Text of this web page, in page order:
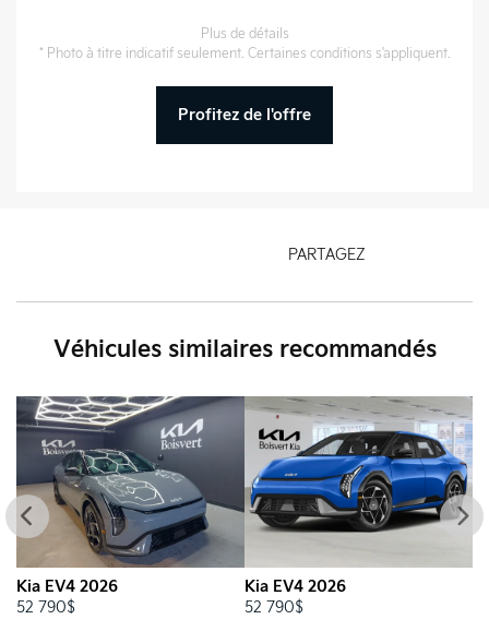
Plus de détails
* Photo à titre indicatif seulement. Certaines conditions s'appliquent.
Profitez de l'offre
PARTAGEZ
Véhicules similairesrecommandés
Kia EV4 2026
52 790
KIA EV4 2026
52 540